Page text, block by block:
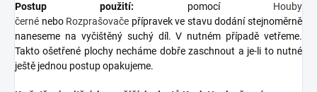
Postup použití: pomocí Houby
černé nebo Rozprašovače přípravek ve stavu dodání stejnoměrně
naneseme na vyčištěný suchý díl. V nutném případě vetřeme.
Takto ošetřené plochy necháme dobře zaschnout a je-li to nutné
ještě jednou postup opakujeme.